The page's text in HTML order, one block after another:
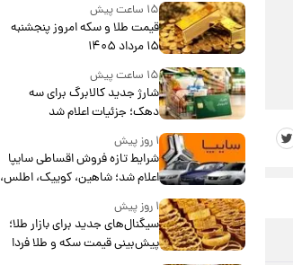
۱۵ ساعت پیش
قیمت طلا و سکه امروز پنجشنبه
۱۵ مرداد ۱۴۰۵
۱۵ ساعت پیش
شارژ جدید کالابرگ برای سه
دهک؛ جزئیات اعلام شد
۱ روز پیش
شرایط تازه فروش اقساطی سایپا
اعلام شد؛ شاهین، کوییک، اطلس،
سهند و ساینا با اقساط بلندمدت +
جدول۱ روز پیش
سیگنال‌های جدید برای بازار طلا؛
پیش‌بینی قیمت سکه و طلا فردا